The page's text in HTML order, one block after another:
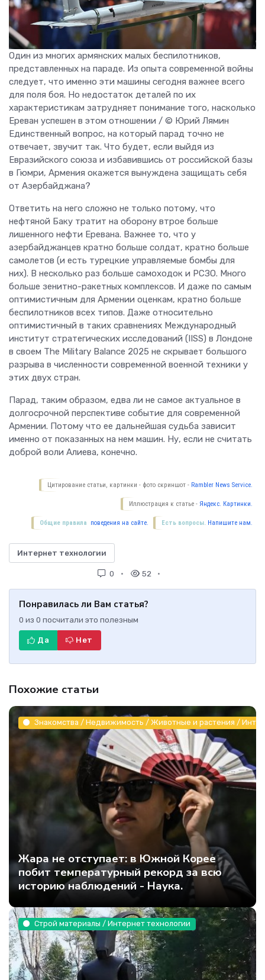
Один из многих армянских малых беспилотников,
представленных на параде. Из опыта современной войны
следует, что именно эти машины сегодня важнее всего
для поля боя. Но недостаток деталей по их
характеристикам затрудняет понимание того, насколько
Ереван успешен в этом отношении / © Юрий Лямин
Единственный вопрос, на который парад точно не
отвечает, звучит так. Что будет, если выйдя из
Евразийского союза и избавившись от российской базы
в Гюмри, Армения окажется вынуждена защищать себя
от Азербайджана?
Ответить на него сложно не только потому, что
нефтяной Баку тратит на оборону втрое больше
лишенного нефти Еревана. Важнее то, что у
азербайджанцев кратно больше солдат, кратно больше
самолетов (и есть турецкие управляемые бомбы для
них). В несколько раз больше самоходок и РСЗО. Много
больше зенитно-ракетных комплексов. И даже по самым
оптимистичным для Армении оценкам, кратно больше
беспилотников всех типов. Даже относительно
оптимистичный в таких сравнениях Международный
институт стратегических исследований (IISS) в Лондоне
в своем The Military Balance 2025 не скрывает большого
разрыва в численности современной военной техники у
этих двух стран.
Парад, таким образом, едва ли не самое актуальное в
долгосрочной перспективе событие для современной
Армении. Потому что ее дальнейшая судьба зависит
именно от показанных на нем машин. Ну, если не считать
доброй воли Алиева, конечно.
Цитирование статьи, картинки - фото скриншот - Rambler News Service.
Иллюстрация к статье - Яндекс. Картинки.
Есть вопросы. Напишите нам.
Общие правила поведения на сайте.
Интернет технологии
0 52
Понравилась ли Вам статья?
0 из 0 посчитали это полезным
Да Нет
Похожие статьи
Знакомства / Недвижимость / Животные и растения /
Жара не отступает: в Южной Корее
побит температурный рекорд за всю
историю наблюдений - Наука.
Строй материалы / Интернет технологии